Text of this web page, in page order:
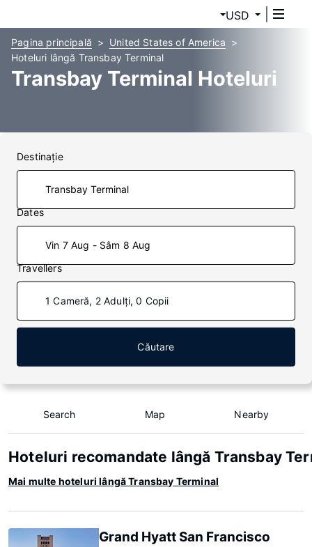
USD
Pagina principală
United States of America
Hoteluri lângă Transbay Terminal
Transbay Terminal Hoteluri
Destinaţie
Dates
Vin 7 Aug - Sâm 8 Aug
Travellers
1 Cameră, 2 Adulți, 0 Copii
Căutare
Search Map Nearby
Hoteluri recomandate lângă Transbay
Mai multe hoteluri lângă Transbay Terminal
Grand Hyatt San Francisco